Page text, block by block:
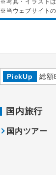
※当ウェブサイト
PickUp 総額
国内旅行
国内ツアー